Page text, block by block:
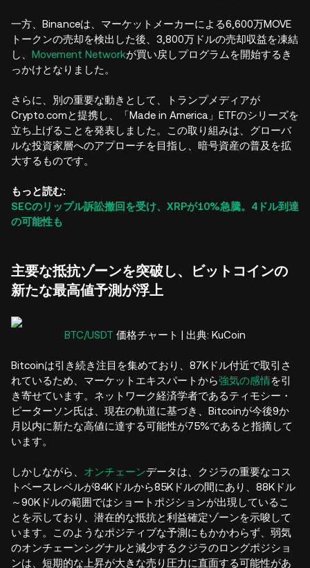
一方、Binanceは、マーケットメーカーによる6,600万MOVE
トークンの売却を検出した後、3,800万ドルの売却収益を凍結
し、 Movement Networkが買い戻しプログラムを開始するき
っかけとなりました。
さらに、別の重要な動きとして、トランプメディアが
Crypto.comと提携し、「Made in America」ETFのシリーズを
立ち上げることを発表しました。この取り組みは、グローバ
ルな投資家層へのアプローチを目指し、暗号資産の普及を拡
大するものです。
もっと読む:
SECのリップル訴訟撤回を受け、XRPが10%急騰。4ドル到達
の可能性も
主要な抵抗ゾーンを突破し、ビットコインの
新たな最高値予測が浮上
BTC/USDT 価格チャート | 出典: KuCoin
Bitcoinは引き続き注目を集めており、87Kドル付近で取引さ
れているため、マーケットエキスパートから強気の感情を引
き寄せています。ネットワーク経済学者であるティモシー・
ピーターソン氏は、現在の軌道に基づき、Bitcoinが今後9か
月以内に新たな高値に達する可能性が75%であると指摘して
います。
しかしながら、 オンチェーンデータは、クジラの重要なコス
トベースレベルが84Kドルから85Kドルの間にあり、88Kドル
～90Kドルの範囲ではショートポジションが出現しているこ
とを示しており、潜在的な抵抗と利益確定ゾーンを示唆して
います。このようなポジティブな予測にもかかわらず、弱気
のオンチェーンシグナルと減少するクジラのロングポジショ
ンは、短期的な上昇が大きな売り圧力に直面する可能性があ